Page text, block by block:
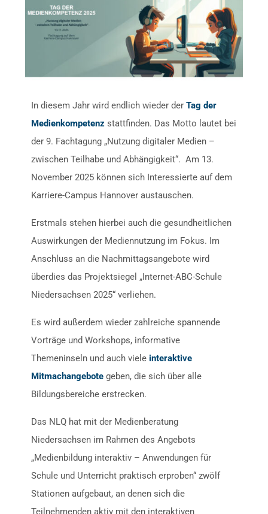
In diesem Jahr wird endlich wieder derTag der
Medienkompetenz stattfinden. Das Motto lautet bei
der 9. Fachtagung „Nutzung digitaler Medien –
zwischen Teilhabe und Abhängigkeit“. Am 13.
November 2025 können sich Interessierte auf dem
Karriere-Campus Hannover austauschen.
Erstmals stehen hierbei auch die gesundheitlichen
Auswirkungen der Mediennutzung im Fokus. Im
Anschluss an die Nachmittagsangebote wird
überdies das Projektsiegel „Internet-ABC-Schule
Niedersachsen 2025“ verliehen.
Es wird außerdem wieder zahlreiche spannende
Vorträge und Workshops, informative
Themeninseln und auch viele interaktive
Mitmachangebote geben, die sich über alle
Bildungsbereiche erstrecken.
Das NLQ hat mit der Medienberatung
Niedersachsen im Rahmen des Angebots
„Medienbildung interaktiv – Anwendungen für
Schule und Unterricht praktisch erproben“ zwölf
Stationen aufgebaut, an denen sich die
Teilnehmenden aktiv mit den interaktiven